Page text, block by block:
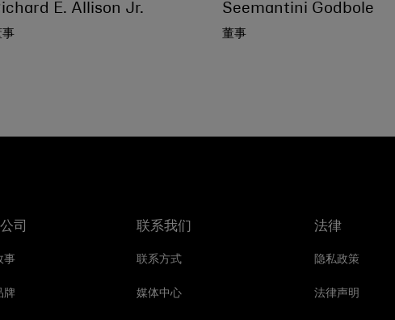
E. Allison Jr.
事
Seemantini Godbole
董事
司
事
牌
联系我们
联系方式
媒体中心
法律
隐私政策
法律声明